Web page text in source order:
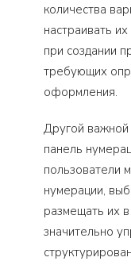
количества
настраивать
при создании
требующих
оформления.
Другой важной
панель
пользователи
нумерации,
размещать их
значительно